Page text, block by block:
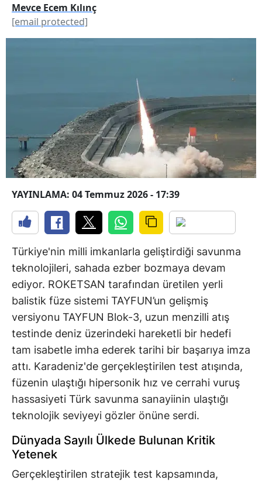
Mevce Ecem Kılınç
[email protected]
YAYINLAMA: 04 Temmuz 2026 - 17:39
Türkiye'nin milli imkanlarla geliştirdiği savunma
teknolojileri, sahada ezber bozmaya devam
ediyor. ROKETSAN tarafından üretilen yerli
balistik füze sistemi TAYFUN’un gelişmiş
versiyonu TAYFUN Blok-3, uzun menzilli atış
testinde deniz üzerindeki hareketli bir hedefi
tam isabetle imha ederek tarihi bir başarıya imza
attı. Karadeniz'de gerçekleştirilen test atışında,
füzenin ulaştığı hipersonik hız ve cerrahi vuruş
hassasiyeti Türk savunma sanayiinin ulaştığı
teknolojik seviyeyi gözler önüne serdi.
Dünyada Sayılı Ülkede Bulunan Kritik
Yetenek
Gerçekleştirilen stratejik test kapsamında,